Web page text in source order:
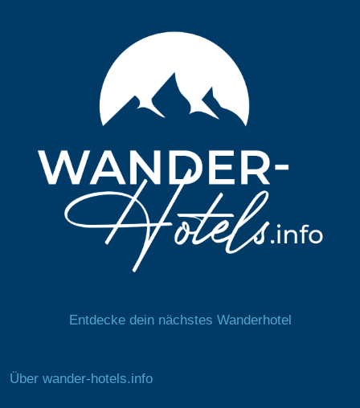
Entdecke dein nächstes Wanderhotel
Über wander-hotels.info